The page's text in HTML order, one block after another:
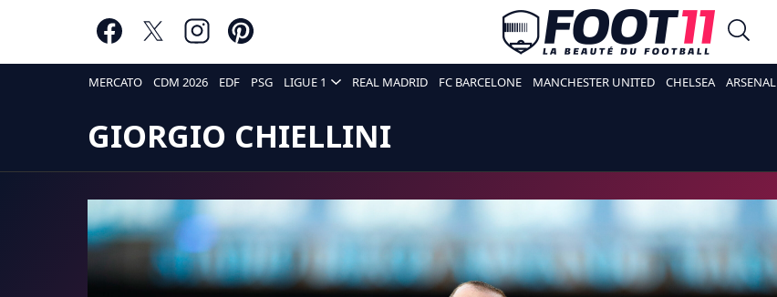
MERCATO CDM 2026 EDF PSG LIGUE 1 REAL MADRID FC BARCELONE MANCHESTER UNITED CHELSEA ARSENAL
GIORGIO CHIELLINI